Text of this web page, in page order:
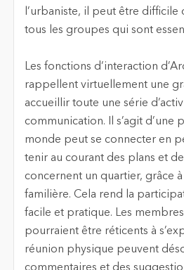
l’urbaniste, il peut être
tous les groupes qui sont
Les fonctions d’interaction
rappellent virtuellement une
accueillir toute une série
communication. Il s’agit d’une
monde peut se connecter en
tenir au courant des plans et
concernent un quartier, grâce
familière. Cela rend la
facile et pratique. Les
pourraient être réticents à
réunion physique peuvent